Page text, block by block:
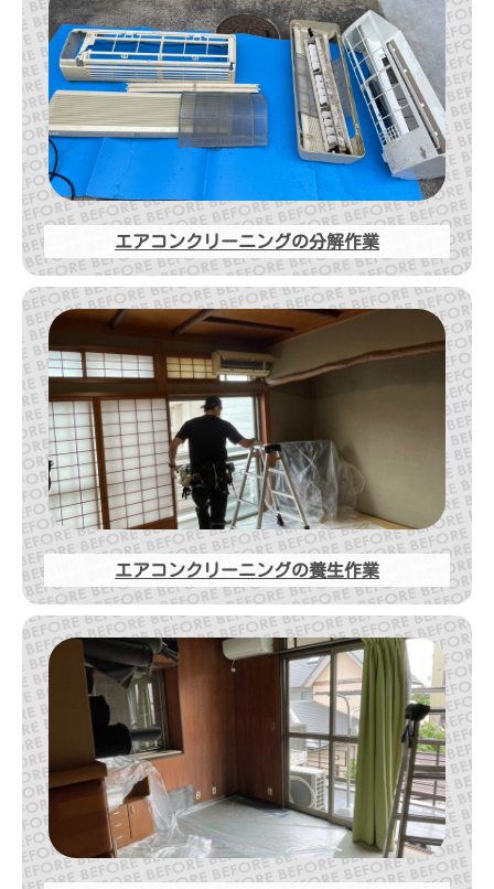
エアコンクリーニングの分解作業
エアコンクリーニングの養生作業